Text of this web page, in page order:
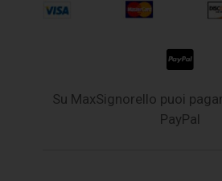
Su MaxSignorello puoi
PayPal